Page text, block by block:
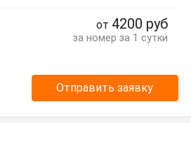
от 4200 руб
за номер за 1 сутки
Отправить заявку